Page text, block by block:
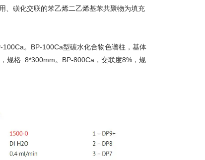
、磺化交联的苯乙烯二乙烯基苯共聚物为填充
。BP-100Ca型碳水化合物色谱柱，基体
规格 .8*300mm。BP-800Ca，交联度8%，规